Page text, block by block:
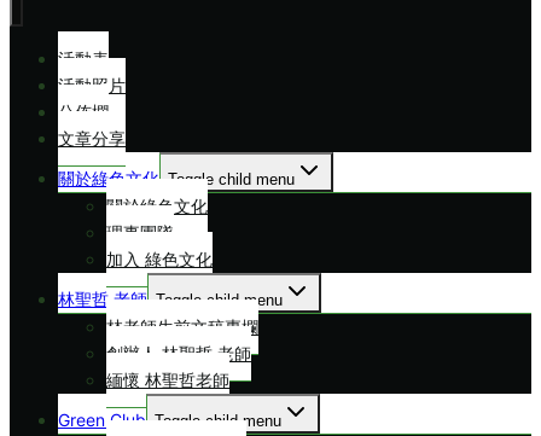
活動表
活動照片
公佈欄
文章分享
關於綠色文化 Toggle child menu
關於綠色文化
理事團隊
加入 綠色文化
林聖哲 老師 Toggle child menu
林老師生前文稿專欄
創辦人 林聖哲 老師
緬懷 林聖哲老師
Green Club Toggle child menu